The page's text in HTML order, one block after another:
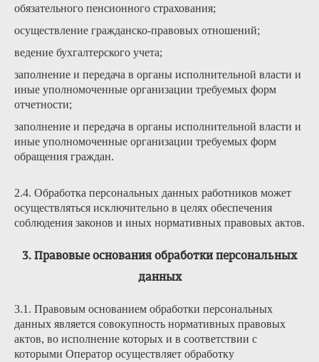
обязательного пенсионного страхования;
осуществление гражданско-правовых отношений;
ведение бухгалтерского учета;
заполнение и передача в органы исполнительной власти и
иные уполномоченные организации требуемых форм
отчетности;
заполнение и передача в органы исполнительной власти и
иные уполномоченные организации требуемых форм
обращения граждан.
2.4. Обработка персональных данных работников может
осуществляться исключительно в целях обеспечения
соблюдения законов и иных нормативных правовых актов.
3. Правовые основания обработки персональных
данных
3.1. Правовым основанием обработки персональных
данных является совокупность нормативных правовых
актов, во исполнение которых и в соответствии с
которыми Оператор осуществляет обработку